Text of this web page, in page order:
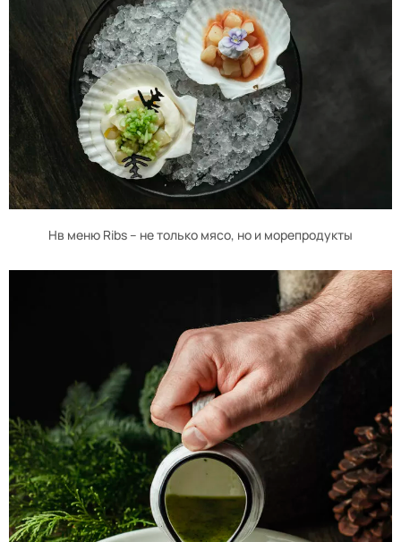
Нв меню Ribs – не только мясо, но и морепродукты